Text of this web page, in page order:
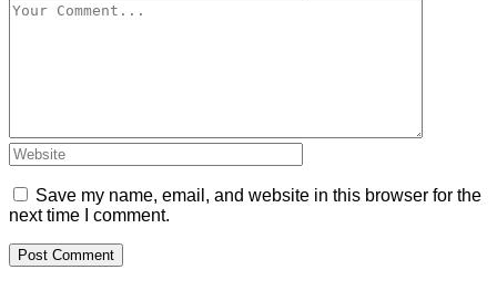
Save my name, email, and website in this browser for the
next time I comment.